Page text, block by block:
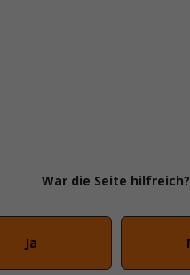
War die Seite hilfreich?
Ja